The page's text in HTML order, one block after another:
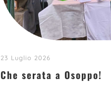
23 Luglio 2026
Che serata a Osoppo!